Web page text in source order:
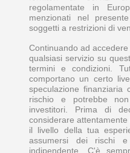
regolamentate in
menzionati nel
soggetti a restrizioni di
Continuando ad
qualsiasi servizio su
termini e condizioni.
comportano un certo
speculazione finanziaria
rischio e potrebbe
investitori. Prima di
considerare attentamente
il livello della tua
assumersi dei rischi e
indipendente. C'è